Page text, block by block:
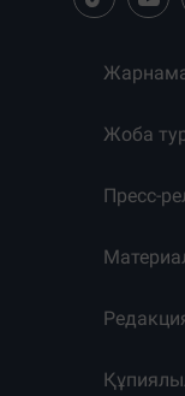
Жоба
Пресс-